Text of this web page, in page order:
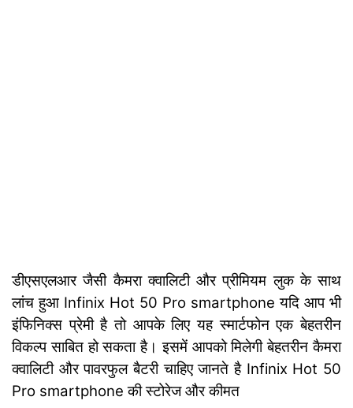
डीएसएलआर जैसी कैमरा क्वालिटी और प्रीमियम लुक के साथ
लांच हुआ Infinix Hot 50 Pro smartphone यदि आप भी
इंफिनिक्स प्रेमी है तो आपके लिए यह स्मार्टफोन एक बेहतरीन
विकल्प साबित हो सकता है। इसमें आपको मिलेगी बेहतरीन कैमरा
क्वालिटी और पावरफुल बैटरी चाहिए जानते है Infinix Hot 50
Pro smartphone की स्टोरेज और कीमत